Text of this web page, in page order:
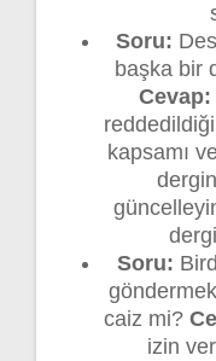
Soru:
başka bir
Cevap:
kapsamı
Soru:
caiz mi?
izin